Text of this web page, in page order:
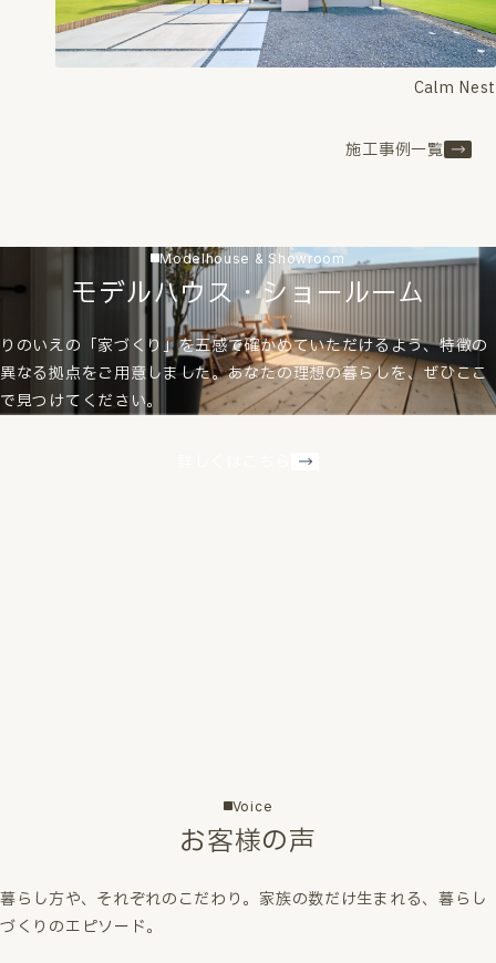
Calm Nest
施工事例一覧
Modelhouse & Showroom
モデルハウス・ショールーム
りのいえの「家づくり」を五感で確かめていただけるよう、特徴の
異なる拠点をご用意しました。あなたの理想の暮らしを、ぜひここ
で見つけてください。
Voice
お客様の声
暮らし方や、それぞれのこだわり。家族の数だけ生まれる、暮らし
づくりのエピソード。